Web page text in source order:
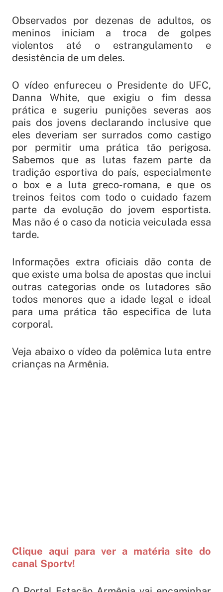
Observados por dezenas de adultos, os
meninos iniciam a troca de golpes
violentos até o estrangulamento e
desistência de um deles.
O vídeo enfureceu o Presidente do UFC,
Danna White, que exigiu o fim dessa
prática e sugeriu punições severas aos
pais dos jovens declarando inclusive que
eles deveriam ser surrados como castigo
por permitir uma prática tão perigosa.
Sabemos que as lutas fazem parte da
tradição esportiva do país, especialmente
o box e a luta greco-romana, e que os
treinos feitos com todo o cuidado fazem
parte da evolução do jovem esportista.
Mas não é o caso da noticia veiculada essa
tarde.
Informações extra oficiais dão conta de
que existe uma bolsa de apostas que inclui
outras categorias onde os lutadores são
todos menores que a idade legal e ideal
para uma prática tão especifica de luta
corporal.
Veja abaixo o vídeo da polêmica luta entre
crianças na Armênia.
Clique aqui para ver a matéria site do
canal Sportv!